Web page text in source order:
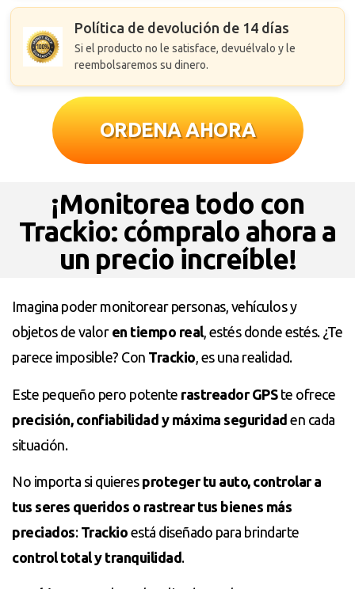
Política de devolución de 14 días
Si el producto no le satisface, devuélvalo y le
reembolsaremos su dinero.
ORDENA AHORA
¡Monitorea todo con
Trackio: cómpralo ahora a
un precio increíble!
Imagina poder monitorear personas, vehículos y
objetos de valor en tiempo real, estés donde estés. ¿Te
parece imposible? Con Trackio, es una realidad.
Este pequeño pero potente rastreador GPSte ofrece
precisión, confiabilidad y máxima seguridad en cada
situación.
No importa si quieres proteger tu auto, controlar a
tus seres queridos o rastrear tus bienes más
preciados: Trackio está diseñado para brindarte
control total y tranquilidad .